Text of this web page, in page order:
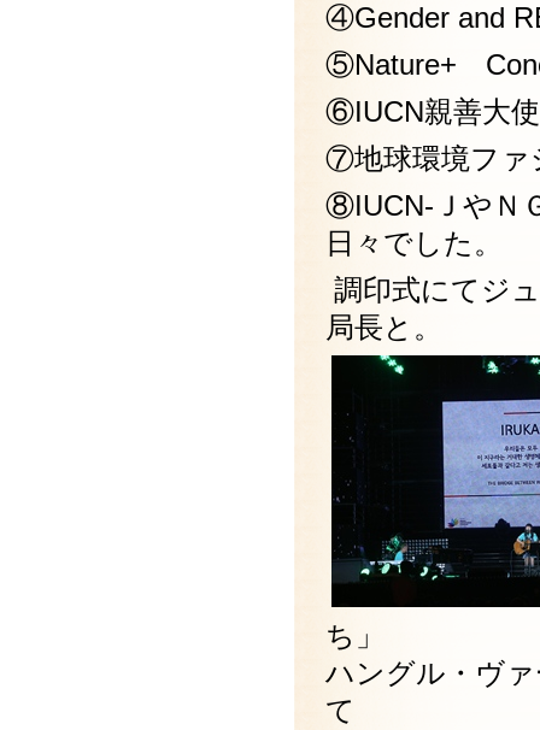
④Gender and
⑤Nature+
⑥IUCN親善大
⑦地球環境ファ
⑧IUCN-ＪやＮ
日々でした。
調印式にてジ
局長と。
ち」
ハングル・ヴ
て